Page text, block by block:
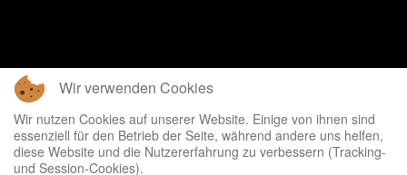
Wir verwenden Cookies
Wir nutzen Cookies auf unserer Website. Einige von ihnen sind
essenziell für den Betrieb der Seite, während andere uns helfen,
diese Website und die Nutzererfahrung zu verbessern (Tracking-
und Session-Cookies).